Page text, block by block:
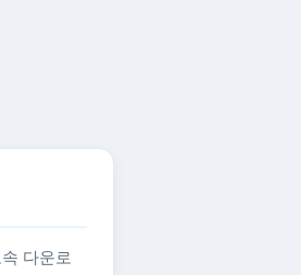
다운로